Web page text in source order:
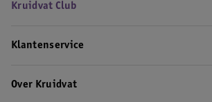
Kruidvat Club
Klantenservice
Over Kruidvat